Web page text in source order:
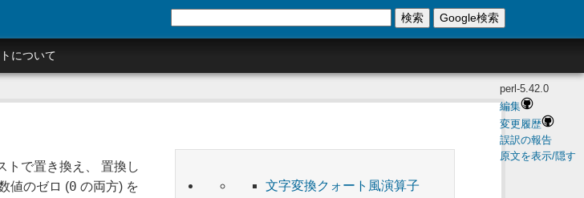
について
検索 Google検索
perl-5.42.0
編集
変更履歴
誤訳の報告
原文を表示/隠す
文字変換クォート風演算子
トで置き換え、 置換し
値のゼロ (0 の両方) を